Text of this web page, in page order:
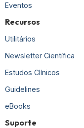
Eventos
Recursos
Utilitários
Newsletter Científica
Estudos Clínicos
Guidelines
eBooks
Suporte